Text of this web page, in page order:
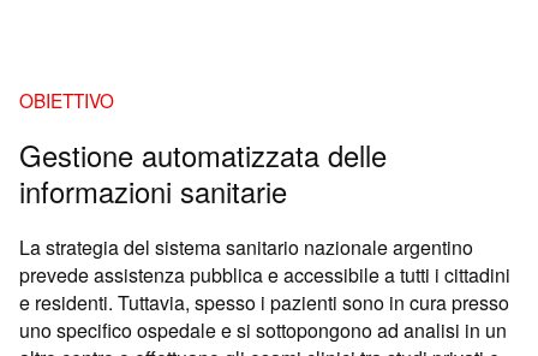
OBIETTIVO
Gestione automatizzata delle
informazioni sanitarie
La strategia del sistema sanitario nazionale argentino
prevede assistenza pubblica e accessibile a tutti i cittadini
e residenti. Tuttavia, spesso i pazienti sono in cura presso
uno specifico ospedale e si sottopongono ad analisi in un